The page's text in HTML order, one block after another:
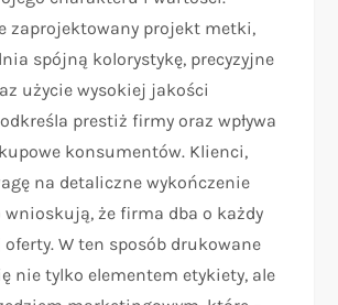
zaprojektowany projekt metki,
spójną kolorystykę, precyzyjne
użycie wysokiej jakości
prestiż firmy oraz wpływa
konsumentów. Klienci,
na detaliczne wykończenie
wnioskują, że firma dba o każdy
W ten sposób drukowane
nie tylko elementem etykiety, ale